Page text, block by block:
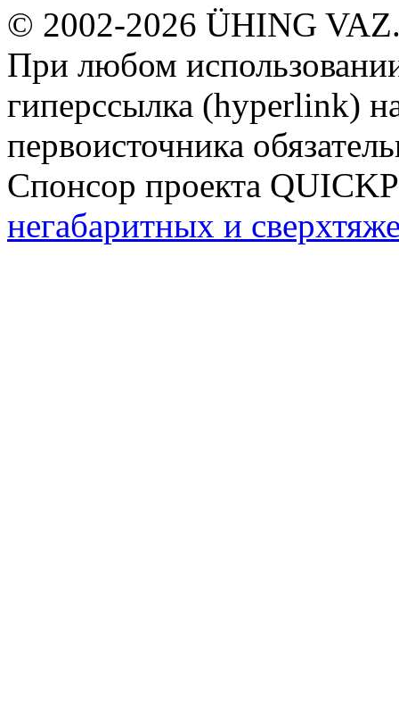
© 2002-2026 ÜHING
При любом
гиперссылка (hyperlink)
первоисточника
Спонсор проекта
негабаритных и